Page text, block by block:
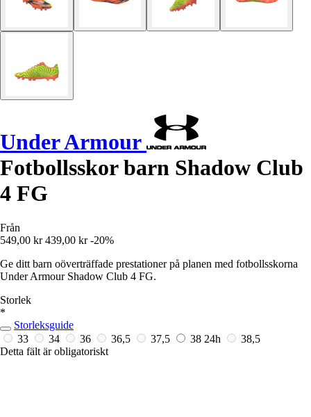
Under Armour
Fotbollsskor barn Shadow Club
4 FG
Från
549,00 kr 439,00 kr -20%
Ge ditt barn oöverträffade prestationer på planen med fotbollsskorna
Under Armour Shadow Club 4 FG.
Storlek
*
Storleksguide
33
34 36 36,5 37,5 38 24h
38,5
Detta fält är obligatoriskt